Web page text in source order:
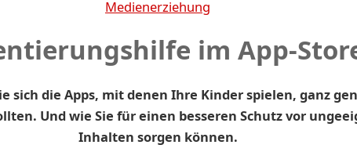
Medienerziehung
im App-
sich die Apps, mit denen Ihre Kinder spielen, ganz
Und wie Sie für einen besseren Schutz vor
Inhalten sorgen können.